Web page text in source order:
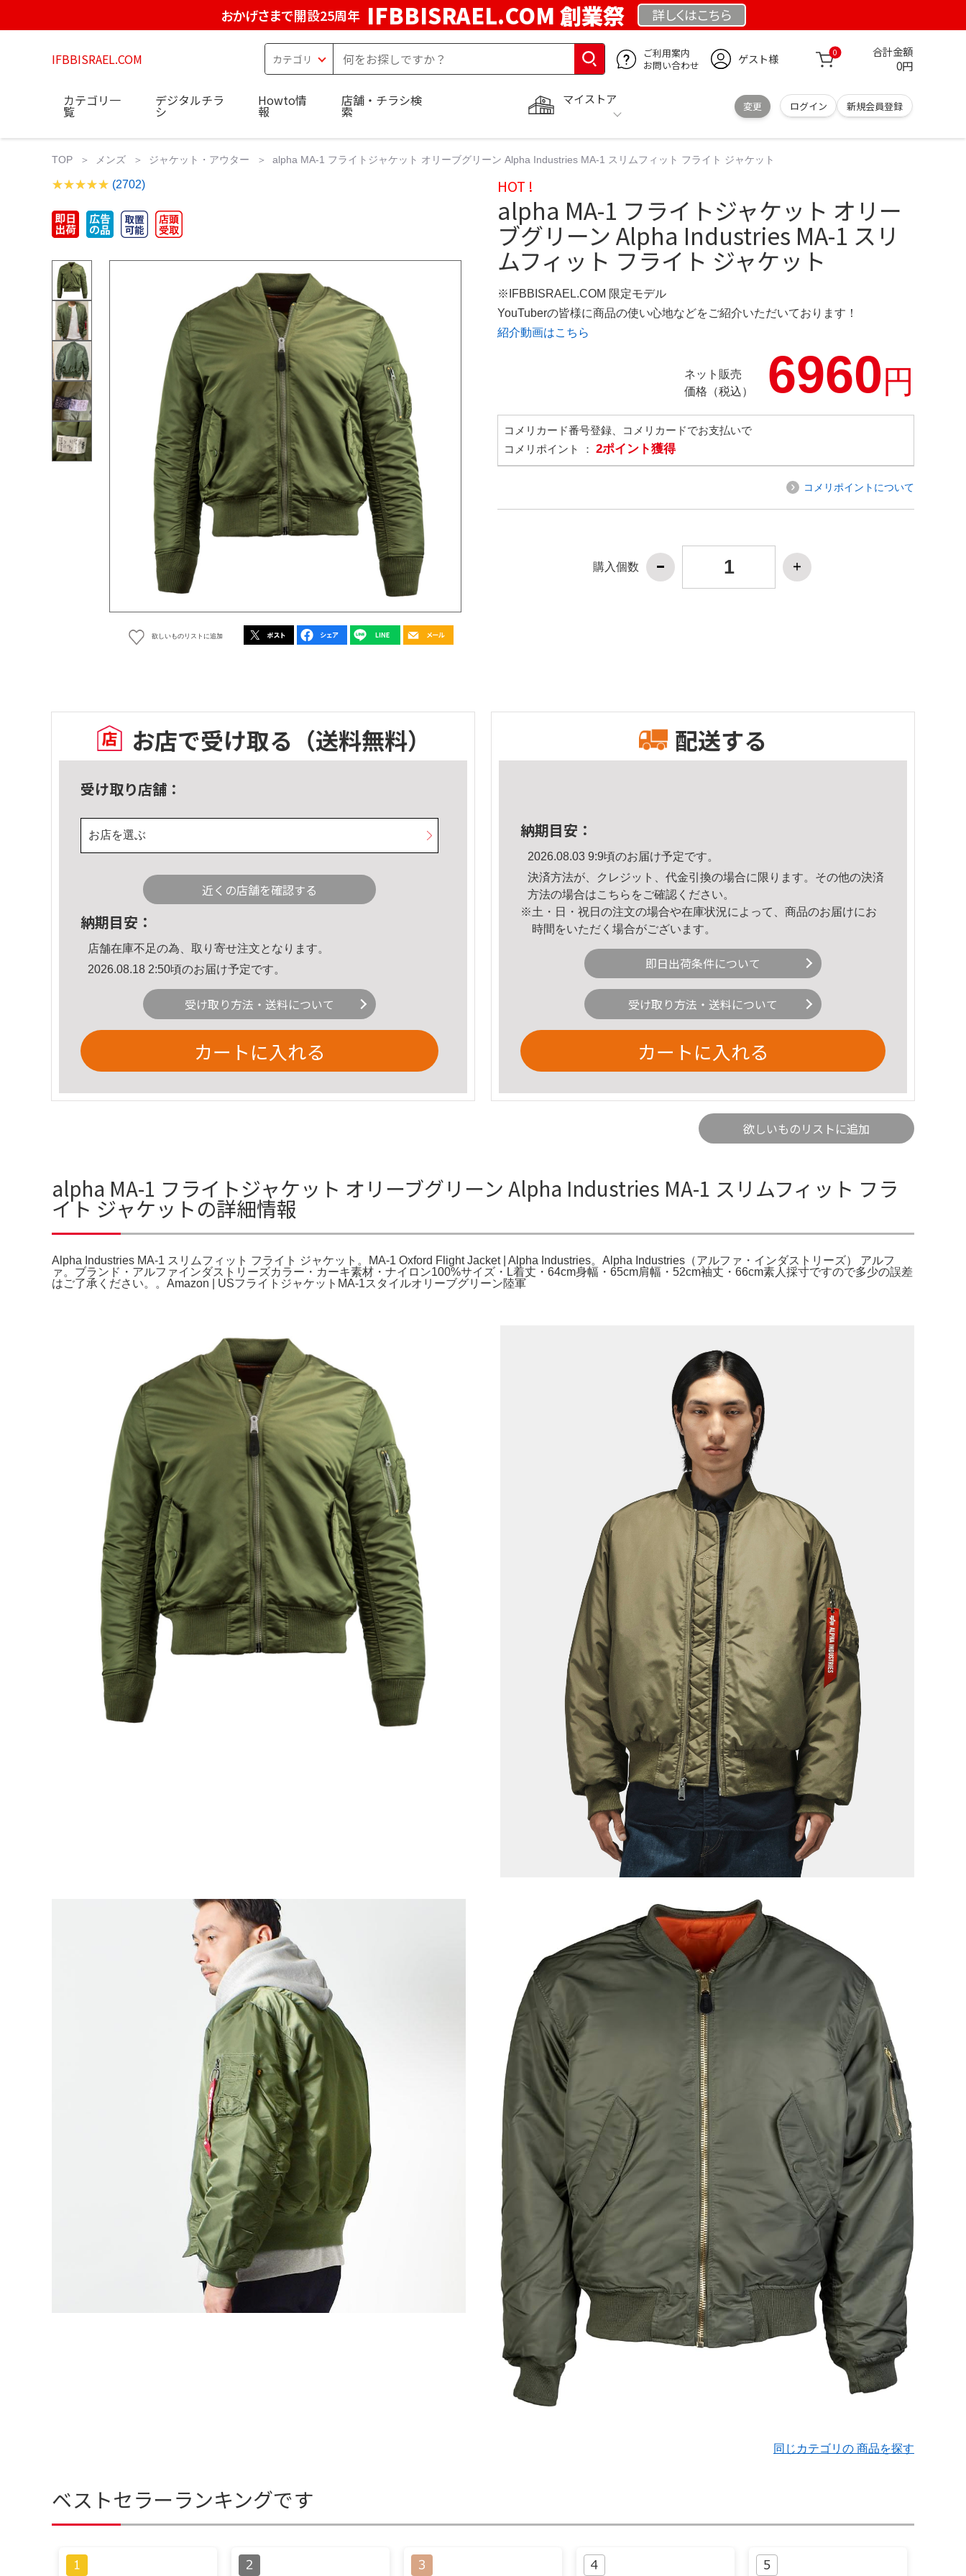
おかげさまで開設25周年 IFBBISRAEL.COM 創業祭 詳しくはこちら
IFBBISRAEL.COM
ご利用案内
お問い合わせ
ゲスト様 0 合計金額
0円
マイストア
変更 ログイン 新規会員登録
カテゴリ一
覧
デジタルチラ
シ
Howto情
報
店舗・チラシ検
索
TOP メンズ ジャケット・アウター alpha MA-1 フライトジャケット オリーブグリーン Alpha Industries MA-1 スリムフィット フライト ジャケット
(2702)
欲しいものリストに追加
HOT !
alpha MA-1 フライトジャケット オリー
ブグリーン Alpha Industries MA-1 スリ
ムフィット フライト ジャケット
※IFBBISRAEL.COM 限定モデル
YouTuberの皆様に商品の使い心地などをご紹介いただいております！
紹介動画はこちら
ネット販売
価格（税込）
6960円
コメリカード番号登録、コメリカードでお支払いで
コメリポイント ： 2ポイント獲得
コメリポイントについて
購入個数
お店で受け取る （送料無料）
受け取り店舗：
お店を選ぶ
近くの店舗を確認する
納期目安：
店舗在庫不足の為、取り寄せ注文となります。
2026.08.18 2:50頃のお届け予定です。
受け取り方法・送料について
カートに入れる
配送する
納期目安：
2026.08.03 9:9頃のお届け予定です。
決済方法が、クレジット、代金引換の場合に限ります。その他の決済
方法の場合はこちら をご確認ください。
※土・日・祝日の注文の場合や在庫状況によって、商品のお届けにお
時間をいただく場合がございます。
即日出荷条件について
受け取り方法・送料について
カートに入れる
欲しいものリストに追加
alpha MA-1 フライトジャケット オリーブグリーン Alpha Industries MA-1 スリムフィット フラ
イト ジャケットの詳細情報
Alpha Industries MA-1 スリムフィット フライト ジャケット。MA-1 Oxford Flight Jacket | Alpha Industries。Alpha Industries（アルファ・インダストリーズ） アルフ
ァ。ブランド・アルファインダストリーズカラー・カーキ素材・ナイロン100%サイズ・L着丈・64cm身幅・65cm肩幅・52cm袖丈・66cm素人採寸ですので多少の誤差
はご了承ください。。Amazon | USフライトジャケットMA-1スタイルオリーブグリーン陸軍
同じカテゴリの 商品を探す
ベストセラーランキングです